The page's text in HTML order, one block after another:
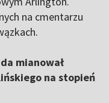
na cmentarzu
mianował
na stopień